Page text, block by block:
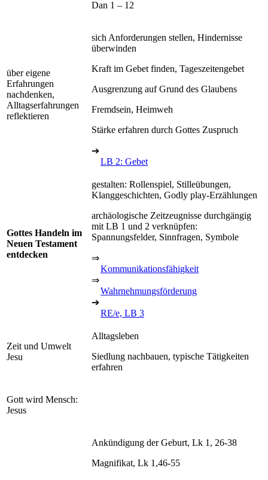
Dan 1 – 12
über eigene
Erfahrungen
nachdenken,
Alltagserfahrungen
reflektieren
sich Anforderungen stellen, Hindernisse
überwinden
Kraft im Gebet finden, Tageszeitengebet
Ausgrenzung auf Grund des Glaubens
Fremdsein, Heimweh
Stärke erfahren durch Gottes Zuspruch
➔
LB 2: Gebet
Gottes Handeln im
Neuen Testament
entdecken
gestalten: Rollenspiel, Stilleübungen,
Klanggeschichten, Godly play-Erzählungen
archäologische Zeitzeugnisse durchgängig
mit LB 1 und 2 verknüpfen:
Spannungsfelder, Sinnfragen, Symbole
⇒
Kommunikationsfähigkeit
⇒
Wahrnehmungsförderung
➔
RE/e, LB 3
Zeit und Umwelt
Jesu
Alltagsleben
Siedlung nachbauen, typische Tätigkeiten
erfahren
Gott wird Mensch:
Jesus
Ankündigung der Geburt, Lk 1, 26-38
Magnifikat, Lk 1,46-55